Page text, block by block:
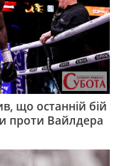
що останній бій
проти Вайлдера